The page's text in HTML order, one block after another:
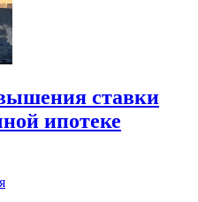
ставки
ипотеке